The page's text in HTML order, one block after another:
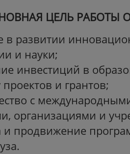
ЦЕЛЬ
в развитии
и науки;
инвестиций в
проектов и грантов;
с
организациями и
и продвижение